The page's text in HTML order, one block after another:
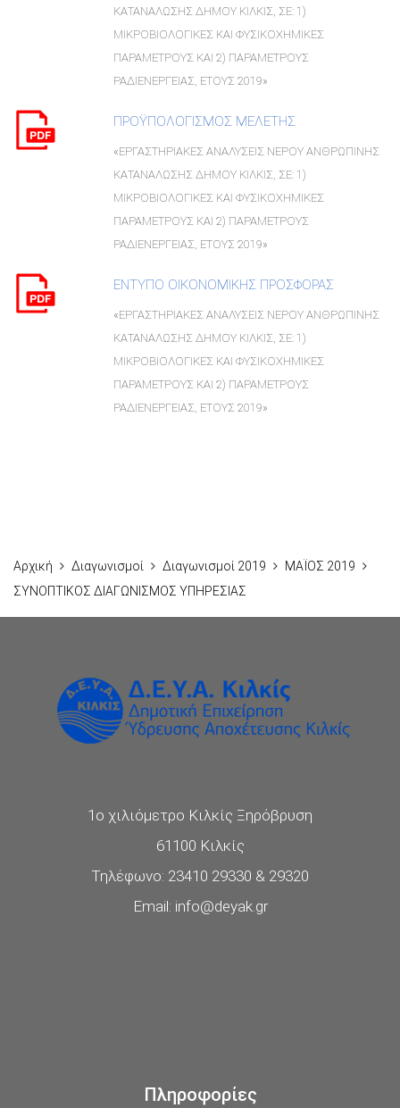
ΚΑΤΑΝΑΛΩΣΗΣ ΔΗΜΟΥ ΚΙΛΚΙΣ, ΣΕ: 1)
ΜΙΚΡΟΒΙΟΛΟΓΙΚΕΣ ΚΑΙ ΦΥΣΙΚΟΧΗΜΙΚΕΣ
ΠΑΡΑΜΕΤΡΟΥΣ ΚΑΙ 2) ΠΑΡΑΜΕΤΡΟΥΣ
ΡΑΔΙΕΝΕΡΓΕΙΑΣ, ΕΤΟΥΣ 2019»
ΠΡΟΫΠΟΛΟΓΙΣΜΟΣ ΜΕΛΕΤΗΣ
«ΕΡΓΑΣΤΗΡΙΑΚΕΣ ΑΝΑΛΥΣΕΙΣ ΝΕΡΟΥ ΑΝΘΡΩΠΙΝΗΣ
ΚΑΤΑΝΑΛΩΣΗΣ ΔΗΜΟΥ ΚΙΛΚΙΣ, ΣΕ: 1)
ΜΙΚΡΟΒΙΟΛΟΓΙΚΕΣ ΚΑΙ ΦΥΣΙΚΟΧΗΜΙΚΕΣ
ΠΑΡΑΜΕΤΡΟΥΣ ΚΑΙ 2) ΠΑΡΑΜΕΤΡΟΥΣ
ΡΑΔΙΕΝΕΡΓΕΙΑΣ, ΕΤΟΥΣ 2019»
ΕΝΤΥΠΟ ΟΙΚΟΝΟΜΙΚΗΣ ΠΡΟΣΦΟΡΑΣ
«ΕΡΓΑΣΤΗΡΙΑΚΕΣ ΑΝΑΛΥΣΕΙΣ ΝΕΡΟΥ ΑΝΘΡΩΠΙΝΗΣ
ΚΑΤΑΝΑΛΩΣΗΣ ΔΗΜΟΥ ΚΙΛΚΙΣ, ΣΕ: 1)
ΜΙΚΡΟΒΙΟΛΟΓΙΚΕΣ ΚΑΙ ΦΥΣΙΚΟΧΗΜΙΚΕΣ
ΠΑΡΑΜΕΤΡΟΥΣ ΚΑΙ 2) ΠΑΡΑΜΕΤΡΟΥΣ
ΡΑΔΙΕΝΕΡΓΕΙΑΣ, ΕΤΟΥΣ 2019»
Αρχική Διαγωνισμοί Διαγωνισμοί 2019
ΜΑΪΟΣ 2019
ΣΥΝΟΠΤΙΚΟΣ ΔΙΑΓΩΝΙΣΜΟΣ ΥΠΗΡΕΣΙΑΣ
1ο χιλιόμετρο Κιλκίς Ξηρόβρυση
61100 Κιλκίς
Τηλέφωνο: 23410 29330 & 29320
Email: info@deyak.gr
Πληροφορίες